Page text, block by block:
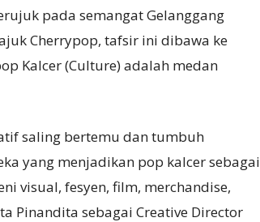
pada semangat Gelanggang
Cherrypop, tafsir ini dibawa ke
Kalcer (Culture) adalah medan
saling bertemu dan tumbuh
yang menjadikan pop kalcer sebagai
visual, fesyen, film, merchandise,
Pinandita sebagai Creative Director